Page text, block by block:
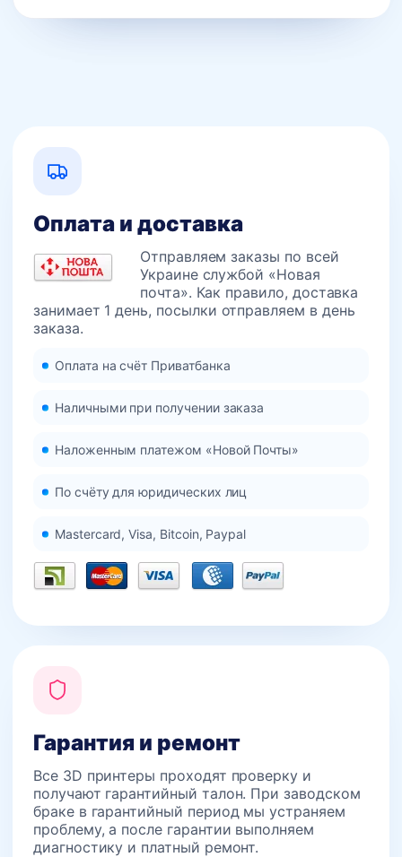
Оплата и доставка
Отправляем заказы по всей
Украине службой «Новая
почта». Как правило, доставка
занимает 1 день, посылки отправляем в день
заказа.
Оплата на счёт Приватбанка
Наличными при получении заказа
Наложенным платежом «Новой Почты»
По счёту для юридических лиц
Mastercard, Visa, Bitcoin, Paypal
Гарантия и ремонт
Все 3D принтеры проходят проверку и
получают гарантийный талон. При заводском
браке в гарантийный период мы устраняем
проблему, а после гарантии выполняем
диагностику и платный ремонт.